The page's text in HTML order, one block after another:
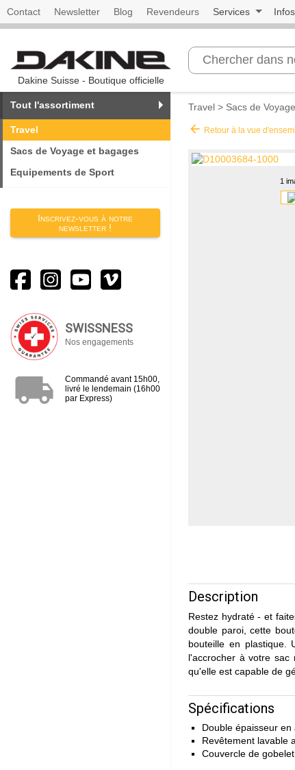
Contact Newsletter Blog Revendeurs Services Infos
Dakine Suisse - Boutique officielle
Tout l'assortiment
Travel
Sacs de Voyage et bagages
Equipements de Sport
Inscrivez-vous à notre
newsletter !
SWISSNESS
Nos engagements
local_shipping
Commandé avant 15h00,
livré le lendemain (16h00
par Express)
Travel > Sacs de
arrow_back Retour à la vue
1
Description
Restez hydraté - et
double paroi, cette
bouteille en plastique.
l'accrocher à votre sac
qu'elle est capable de
Spécifications
Double épaisseur
Revêtement lavable
Couvercle de